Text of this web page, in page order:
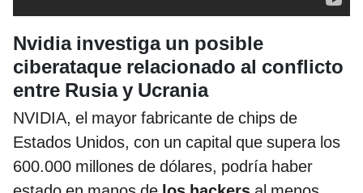
Nvidia investiga un posible
ciberataque relacionado al conflicto
entre Rusia y Ucrania
NVIDIA, el mayor fabricante de chips de
Estados Unidos, con un capital que supera los
600.000 millones de dólares, podría haber